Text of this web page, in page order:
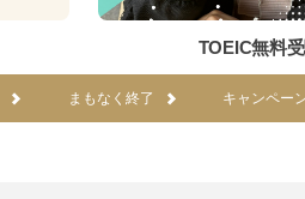
TOEIC無料
まもなく終了 キャンペー